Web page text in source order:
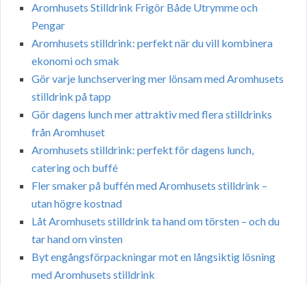
Aromhusets Stilldrink Frigör Både Utrymme och
Pengar
Aromhusets stilldrink: perfekt när du vill kombinera
ekonomi och smak
Gör varje lunchservering mer lönsam med Aromhusets
stilldrink på tapp
Gör dagens lunch mer attraktiv med flera stilldrinks
från Aromhuset
Aromhusets stilldrink: perfekt för dagens lunch,
catering och buffé
Fler smaker på buffén med Aromhusets stilldrink –
utan högre kostnad
Låt Aromhusets stilldrink ta hand om törsten – och du
tar hand om vinsten
Byt engångsförpackningar mot en långsiktig lösning
med Aromhusets stilldrink